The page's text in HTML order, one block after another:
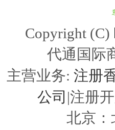
Copyright (C)
代通国际
主营业务: 注册
公司 |注册
北京：